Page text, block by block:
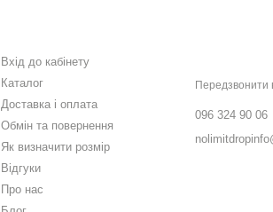
Вхід до кабінету
Каталог
Доставка і оплата
Обмін та повернення
Як визначити розмір
Відгуки
Про нас
Передзвонити
096 324 90 06